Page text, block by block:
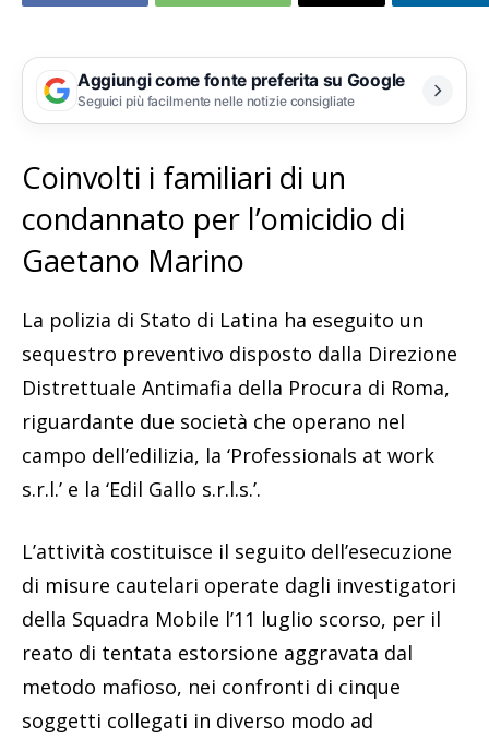
Aggiungi come fonte preferita su Google
Seguici più facilmente nelle notizie consigliate
Coinvolti i familiari di un
condannato per l’omicidio di
Gaetano Marino
La polizia di Stato di Latina ha eseguito un
sequestro preventivo disposto dalla Direzione
Distrettuale Antimafia della Procura di Roma,
riguardante due società che operano nel
campo dell’edilizia, la ‘Professionals at work
s.r.l.’ e la ‘Edil Gallo s.r.l.s.’.
L’attività costituisce il seguito dell’esecuzione
di misure cautelari operate dagli investigatori
della Squadra Mobile l’11 luglio scorso, per il
reato di tentata estorsione aggravata dal
metodo mafioso, nei confronti di cinque
soggetti collegati in diverso modo ad